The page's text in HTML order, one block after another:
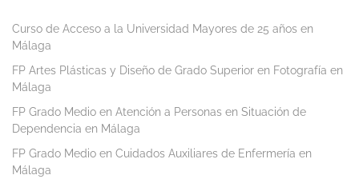
Curso de Acceso a la Universidad Mayores de 25 años en
Málaga
FP Artes Plásticas y Diseño de Grado Superior en Fotografía en
Málaga
FP Grado Medio en Atención a Personas en Situación de
Dependencia en Málaga
FP Grado Medio en Cuidados Auxiliares de Enfermería en
Málaga